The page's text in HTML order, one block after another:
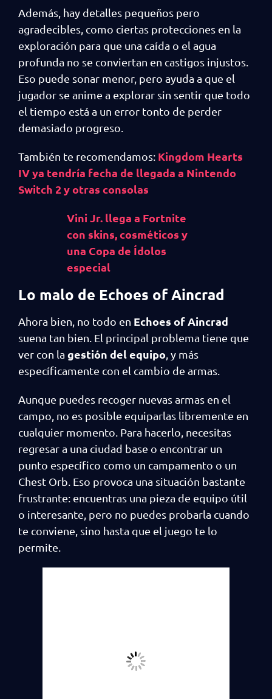
Además, hay detalles pequeños pero
agradecibles, como ciertas protecciones en la
exploración para que una caída o el agua
profunda no se conviertan en castigos injustos.
Eso puede sonar menor, pero ayuda a que el
jugador se anime a explorar sin sentir que todo
el tiempo está a un error tonto de perder
demasiado progreso.
También te recomendamos: Kingdom Hearts
IV ya tendría fecha de llegada a Nintendo
Switch 2 y otras consolas
Vini Jr. llega a Fortnite
con skins, cosméticos y
una Copa de Ídolos
especial
Lo malo de Echoes of Aincrad
Ahora bien, no todo en Echoes of Aincrad
suena tan bien. El principal problema tiene que
ver con la gestión del equipo , y más
específicamente con el cambio de armas.
Aunque puedes recoger nuevas armas en el
campo, no es posible equiparlas libremente en
cualquier momento. Para hacerlo, necesitas
regresar a una ciudad base o encontrar un
punto específico como un campamento o un
Chest Orb. Eso provoca una situación bastante
frustrante: encuentras una pieza de equipo útil
o interesante, pero no puedes probarla cuando
te conviene, sino hasta que el juego te lo
permite.